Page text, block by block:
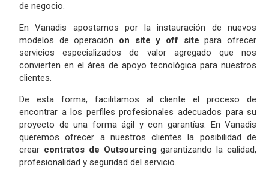
de negocio.
En Vanadis apostamos por la instauración de nuevos
modelos de operación on site y off site para ofrecer
servicios especializados de valor agregado que nos
convierten en el área de apoyo tecnológica para nuestros
clientes.
De esta forma, facilitamos al cliente el proceso de
encontrar a los perfiles profesionales adecuados para su
proyecto de una forma ágil y con garantías. En Vanadis
queremos ofrecer a nuestros clientes la posibilidad de
crear contratos de Outsourcing garantizando la calidad,
profesionalidad y seguridad del servicio.